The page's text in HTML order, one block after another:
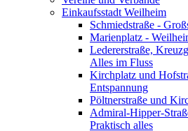
Einkaufsstadt Weilheim
Schmiedstraße -
Marienplatz -
Ledererstraße,
Alles im Fluss
Kirchplatz und
Entspannung
Pöltnerstraße und
Admiral-Hipper-
Praktisch alles